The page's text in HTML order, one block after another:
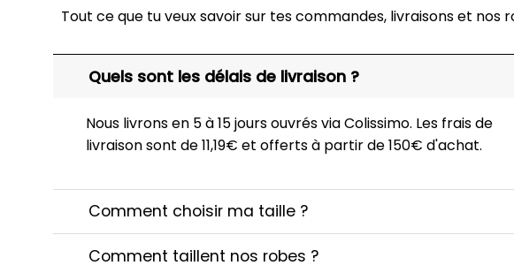
Tout ce que tu veux savoir sur tes commandes, livraisons et nos
Quels sont les délais de livraison ?
Nous livrons en 5 à 15 jours ouvrés via Colissimo. Les frais de
livraison sont de 11,19€ et offerts à partir de 150€ d'achat.
Comment choisir ma taille ?
Comment taillent nos robes ?